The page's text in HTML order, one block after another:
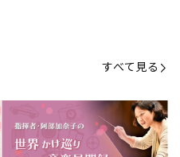
イブ＆トークレポート